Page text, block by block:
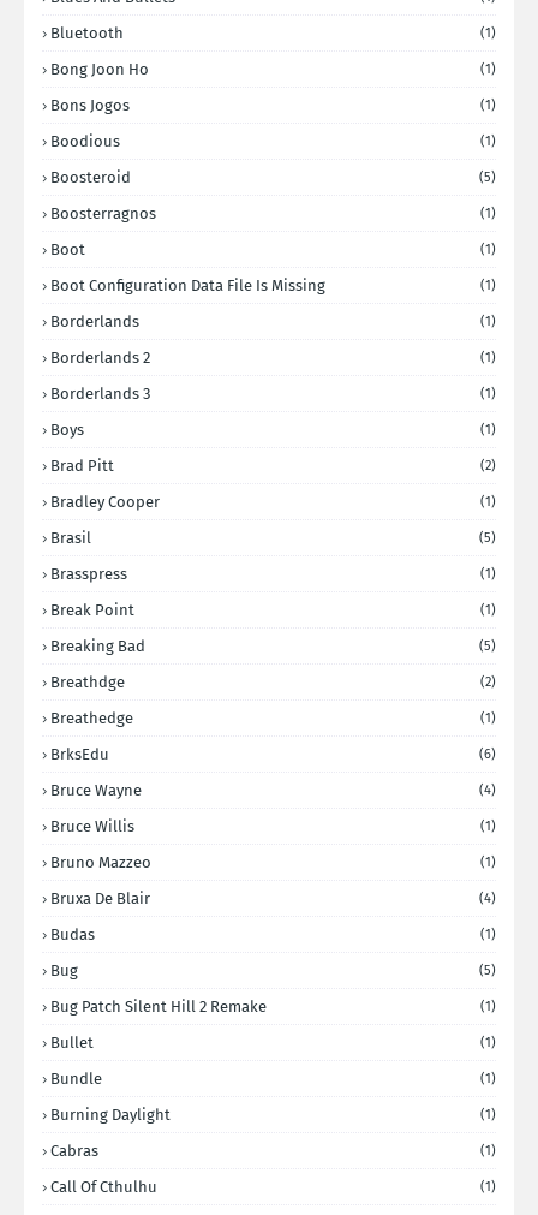
Bluetooth (1)
Bong Joon Ho (1)
Bons Jogos (1)
Boodious (1)
Boosteroid (5)
Boosterragnos (1)
Boot (1)
Boot Configuration Data File Is Missing (1)
Borderlands (1)
Borderlands 2 (1)
Borderlands 3 (1)
Boys (1)
Brad Pitt (2)
Bradley Cooper (1)
Brasil (5)
Brasspress (1)
Break Point (1)
Breaking Bad (5)
Breathdge (2)
Breathedge (1)
BrksEdu (6)
Bruce Wayne (4)
Bruce Willis (1)
Bruno Mazzeo (1)
Bruxa De Blair (4)
Budas (1)
Bug (5)
Bug Patch Silent Hill 2 Remake (1)
Bullet (1)
Bundle (1)
Burning Daylight (1)
Cabras (1)
Call Of Cthulhu (1)